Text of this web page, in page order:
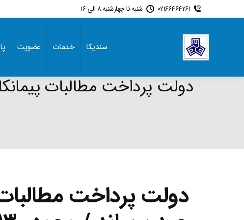
02166464261 شنبه تا چهارشنبه 8 الی 16
سندیکا خدمات عضویت
دولت پرداخت